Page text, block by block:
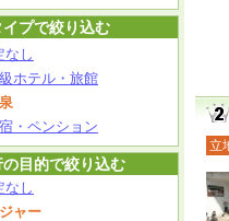
立
イプで絞り込む
なし
ホテル・旅館
・ペンション
の目的で絞り込む
なし
ャー